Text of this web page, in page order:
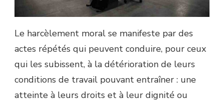
Le harcèlement moral se manifeste par des
actes répétés qui peuvent conduire, pour ceux
qui les subissent, à la détérioration de leurs
conditions de travail pouvant entraîner : une
atteinte à leurs droits et à leur dignité ou